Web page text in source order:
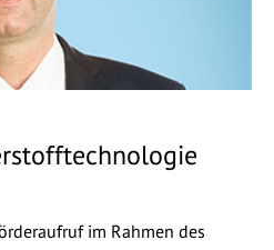
im Rahmen des